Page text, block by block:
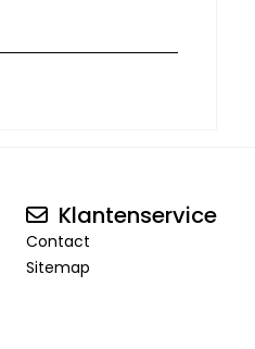
Klantenservice
Contact
Sitemap